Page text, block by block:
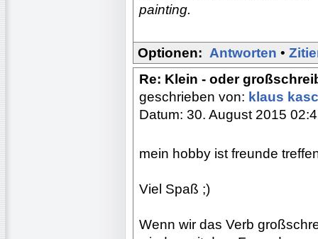
painting.
Optionen: Antworten •
Re: Klein - oder
geschrieben von: klaus
Datum: 30. August 2015
mein hobby ist freunde
Viel Spaß ;)
Wenn wir das Verb